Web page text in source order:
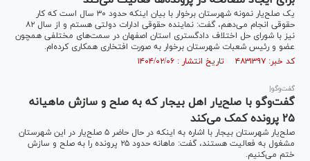
یک صلح‌یار نمونه شهرستان برخوار با بیان اینکه حدود ۳۰ سال است که کار
حقوقی انجام می‌دهم، گفت: نماینده حقوقی ادارات دولتی هستم و از سال ۸۲
نیز با شورای حل اختلاف دادگستری استان اصفهان در سمت‌های مختلفی همچون
عضو و رئیس شعبات شهرستان برخوار به صورت افتخاری همکاری کرده‌ام.
کد خبر: ۴۸۳۱۳۹۷ تاریخ انتشار : ۱۴۰۴/۰۲/۰۶
گفت‌و‌گو|
گفت‌و‌گو با صلح‌یار اهل بیجار که به صلح و سازش ماهیانه
۲۵ پرونده کمک می‌کند
صلح‌یار شهرستان بیجار با اشاره به اینکه در حال حاضر ۵ صلح‌یار در این شهرستان
مشغول به فعالیت هستند، گفت: ماهانه حدود ۲۵ پرونده را به صلح و سازش
ختم می‌کنیم.